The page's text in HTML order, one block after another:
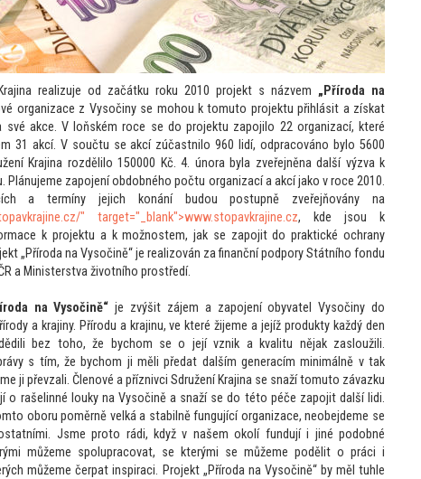
realizuje od začátku roku 2010 projekt s názvem „Příroda na
organizace z Vysočiny se mohou ktomuto projektu přihlásit a získat
své akce. V loňském roce se do projektu zapojilo 22 organizací, které
31 akcí. V součtu se akcí zúčastnilo 960 lidí, odpracováno bylo 5600
Krajina rozdělilo 150000 Kč. 4. února byla zveřejněna další výzva k
Plánujeme zapojení obdobného počtu organizací a akcí jako v roce 2010.
a termíny jejich konání budou postupně zveřejňovány na
" target="_blank">www.stopavkrajine.cz, kde jsou k
k projektu a k možnostem, jak se zapojit do praktické ochrany
„Příroda na Vysočině“ je realizován za finanční podpory Státního fondu
a Ministerstva životního prostředí.
na Vysočině“ je zvýšit zájem a zapojení obyvatel Vysočiny do
a krajiny. Přírodu a krajinu, ve které žijeme a jejíž produkty každý den
bez toho, že bychom se o její vznik a kvalitu nějak zasloužili.
s tím, že bychom ji měli předat dalším generacím minimálně v tak
ji převzali. Členové a příznivci Sdružení Krajina se snažítomuto závazku
o rašelinné louky na Vysočině a snaží se do této péče zapojit další lidi.
to oboru poměrně velká a stabilně fungující organizace, neobejdeme se
Jsme proto rádi, když v našem okolí fundují i jiné podobné
můžeme spolupracovat, se kterými se můžeme podělit o práci i
můžeme čerpat inspiraci. Projekt „Příroda na Vysočině“ by měl tuhle